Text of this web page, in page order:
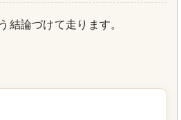
結論づけて走ります。